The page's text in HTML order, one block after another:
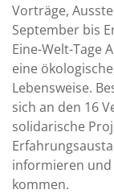
Vorträge,
September bis
Eine-Welt-Tage
eine
Lebensweise.
sich an den 16
solidarische
informieren und
kommen.